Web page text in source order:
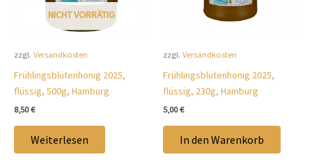
NICHT VORRÄTIG
zzgl. Versandkosten
Frühlingsblütenhonig 2025,
flüssig, 500g, Hamburg
8,50€
Weiterlesen
zzgl. Versandkosten
Frühlingsblütenhonig 2025,
flüssig, 230g, Hamburg
5,00€
In den Warenkorb